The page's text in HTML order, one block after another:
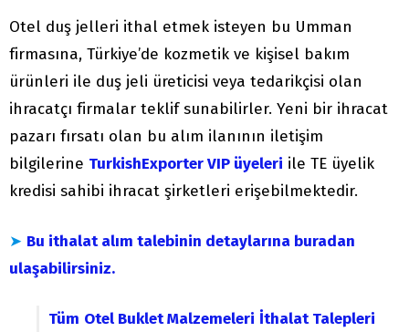
Otel duş jelleri ithal etmek isteyen bu Umman
firmasına, Türkiye’de kozmetik ve kişisel bakım
ürünleri ile duş jeli üreticisi veya tedarikçisi olan
ihracatçı firmalar teklif sunabilirler. Yeni bir ihracat
pazarı fırsatı olan bu alım ilanının iletişim
bilgilerine TurkishExporter VIP üyeleri ile TE üyelik
kredisi sahibi ihracat şirketleri erişebilmektedir.
➤ Bu ithalat alım talebinin detaylarına buradan
ulaşabilirsiniz.
Tüm Otel Buklet Malzemeleri İthalat Talepleri